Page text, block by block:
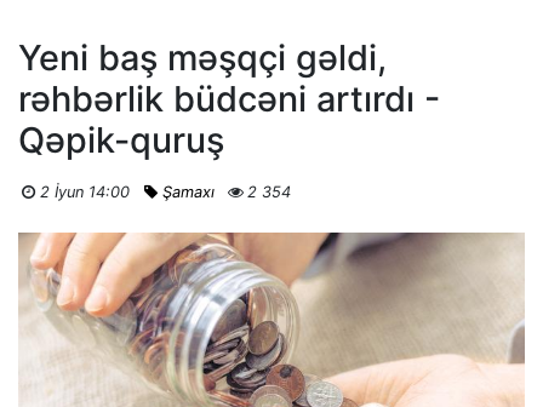
Yeni baş məşqçi gəldi,
rəhbərlik büdcəni artırdı -
Qəpik-quruş
2 İyun 14:00 Şamaxı 2 354